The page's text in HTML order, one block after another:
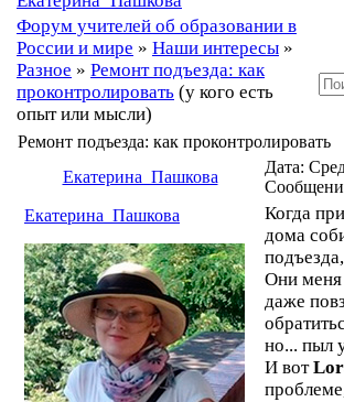
Форум учителей об образовании в
России и мире » Наши интересы »
Разное » Ремонт подъезда: как
проконтролировать (у кого есть
опыт или мысли)
Ремонт подъезда: как проконтролировать
Екатерина_Пашкова
Дата:
Екатерина_Пашкова
Когда
дома
Они меня
даже
но... пыл
И вот